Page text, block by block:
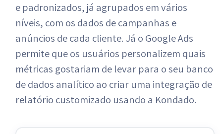
e padronizados, já agrupados em vários
níveis, com os dados de campanhas e
anúncios de cada cliente. Já o Google Ads
permite que os usuários personalizem quais
métricas gostariam de levar para o seu banco
de dados analítico ao criar uma integração de
relatório customizado usando a Kondado.